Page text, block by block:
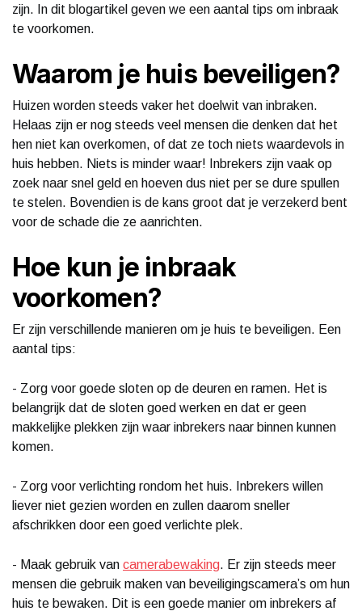
zijn. In dit blogartikel geven we een aantal tips om inbraak
te voorkomen.
Waarom je huis beveiligen?
Huizen worden steeds vaker het doelwit van inbraken.
Helaas zijn er nog steeds veel mensen die denken dat het
hen niet kan overkomen, of dat ze toch niets waardevols in
huis hebben. Niets is minder waar! Inbrekers zijn vaak op
zoek naar snel geld en hoeven dus niet per se dure spullen
te stelen. Bovendien is de kans groot dat je verzekerd bent
voor de schade die ze aanrichten.
Hoe kun je inbraak
voorkomen?
Er zijn verschillende manieren om je huis te beveiligen. Een
aantal tips:
- Zorg voor goede sloten op de deuren en ramen. Het is
belangrijk dat de sloten goed werken en dat er geen
makkelijke plekken zijn waar inbrekers naar binnen kunnen
komen.
- Zorg voor verlichting rondom het huis. Inbrekers willen
liever niet gezien worden en zullen daarom sneller
afschrikken door een goed verlichte plek.
- Maak gebruik van camerabewaking. Er zijn steeds meer
mensen die gebruik maken van beveiligingscamera’s om hun
huis te bewaken. Dit is een goede manier om inbrekers af